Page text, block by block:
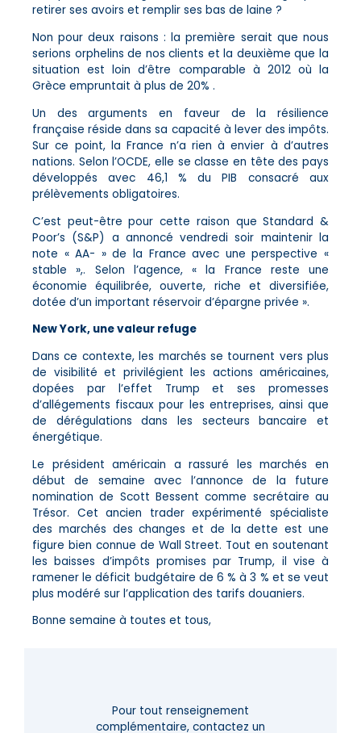
retirer ses avoirs et remplir ses bas de laine ?
Non pour deux raisons : la première serait que nous
serions orphelins de nos clients et la deuxième que la
situation est loin d’être comparable à 2012 où la
Grèce empruntait à plus de 20% .
Un des arguments en faveur de la résilience
française réside dans sa capacité à lever des impôts.
Sur ce point, la France n’a rien à envier à d’autres
nations. Selon l’OCDE, elle se classe en tête des pays
développés avec 46,1 % du PIB consacré aux
prélèvements obligatoires.
C’est peut-être pour cette raison que Standard &
Poor’s (S&P) a annoncé vendredi soir maintenir la
note « AA- » de la France avec une perspective «
stable »,. Selon l’agence, « la France reste une
économie équilibrée, ouverte, riche et diversifiée,
dotée d’un important réservoir d’épargne privée ».
New York, une valeur refuge
Dans ce contexte, les marchés se tournent vers plus
de visibilité et privilégient les actions américaines,
dopées par l’effet Trump et ses promesses
d’allégements fiscaux pour les entreprises, ainsi que
de dérégulations dans les secteurs bancaire et
énergétique.
Le président américain a rassuré les marchés en
début de semaine avec l’annonce de la future
nomination de Scott Bessent comme secrétaire au
Trésor. Cet ancien trader expérimenté spécialiste
des marchés des changes et de la dette est une
figure bien connue de Wall Street. Tout en soutenant
les baisses d’impôts promises par Trump, il vise à
ramener le déficit budgétaire de 6 % à 3 % et se veut
plus modéré sur l’application des tarifs douaniers.
Bonne semaine à toutes et tous,
Pour tout renseignement
complémentaire, contactez un